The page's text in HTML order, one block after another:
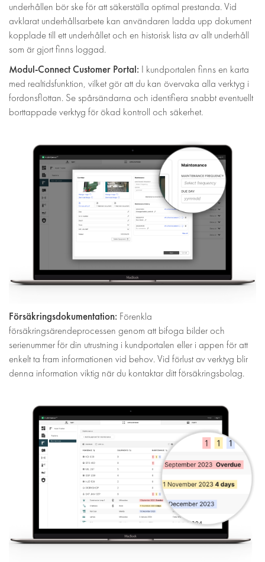
underhållen bör ske för att säkerställa optimal prestanda. Vid
avklarat underhållsarbete kan användaren ladda upp dokument
kopplade till ett underhållet och en historisk lista av allt underhåll
som är gjort finns loggad.
Modul-Connect Customer Portal: I kundportalen finns en karta
med realtidsfunktion, vilket gör att du kan övervaka alla verktyg i
fordonsflottan. Se spårsändarna och identifiera snabbt eventuellt
borttappade verktyg för ökad kontroll och säkerhet.
Försäkringsdokumentation: Förenkla
försäkringsärendeprocessen genom att bifoga bilder och
serienummer för din utrustning i kundportalen eller i appen för att
enkelt ta fram informationen vid behov. Vid förlust av verktyg blir
denna information viktig när du kontaktar ditt försäkringsbolag.